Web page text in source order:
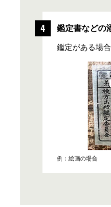
鑑定書などの
鑑定がある場